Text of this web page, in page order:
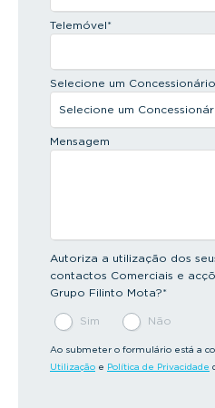
Telemóvel*
Selecione um Concessionário
Mensagem
Autoriza a utilização dos
contactos Comerciais e
Grupo Filinto Mota?*
Sim Não
Ao submeter o formulário está a
Utilização e Política de Privacidade